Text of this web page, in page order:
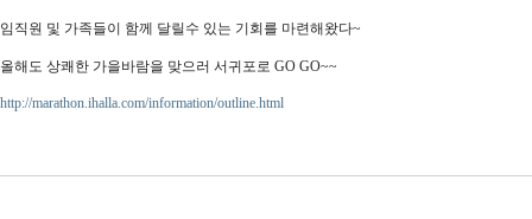
임직원 및 가족들이 함께 달릴수 있는 기회를 마련해왔다~
올해도 상쾌한 가을바람을 맞으러 서귀포로 GO GO~~
http://marathon.ihalla.com/information/outline.html